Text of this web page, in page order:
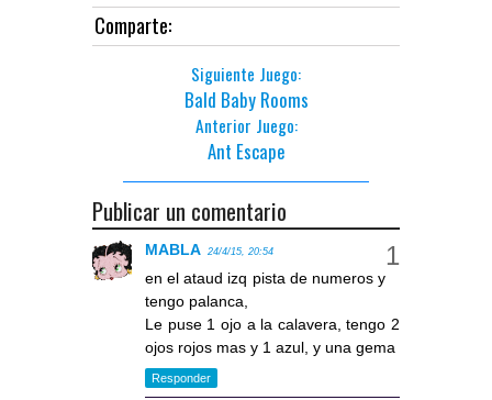
Comparte:
Siguiente Juego:
Bald Baby Rooms
Anterior Juego:
Ant Escape
Publicar un comentario
MABLA 24/4/15, 20:54
en el ataud izq pista de numeros y
tengo palanca,
Le puse 1 ojo a la calavera, tengo 2
ojos rojos mas y 1 azul, y una gema
Responder